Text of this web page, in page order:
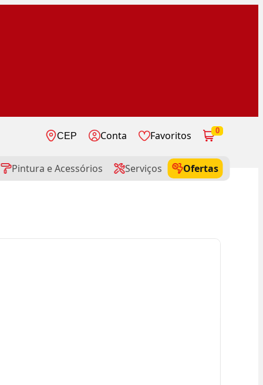
CEP Conta Favoritos 0
Pintura e Acessórios Serviços
Ofertas